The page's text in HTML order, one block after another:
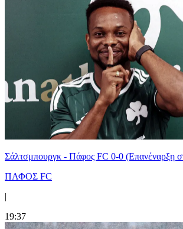
Σάλτσμπουργκ - Πάφος FC 0-0 (Επανέναρξη
ΠΑΦΟΣ FC
|
19:37